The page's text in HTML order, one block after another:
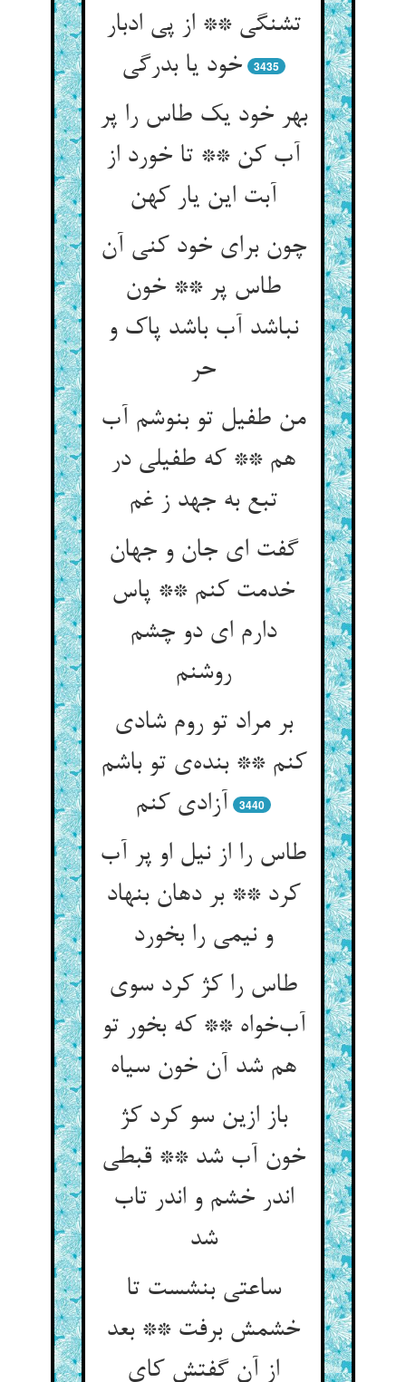
تشنگی ** از پی ادبار
خود یا بدرگی
3435
بهر خود یک طاس را پر
آب کن ** تا خورد از
آبت این یار کهن
چون برای خود کنی آن
طاس پر ** خون
نباشد آب باشد پاک و
حر
من طفیل تو بنوشم آب
هم ** که طفیلی در
تبع به جهد ز غم
گفت ای جان و جهان
خدمت کنم ** پاس
دارم ای دو چشم
روشنم
بر مراد تو روم شادی
کنم ** بنده‌ی تو باشم
آزادی کنم
3440
طاس را از نیل او پر آب
کرد ** بر دهان بنهاد
و نیمی را بخورد
طاس را کژ کرد سوی
آب‌خواه ** که بخور تو
هم شد آن خون سیاه
باز ازین سو کرد کژ
خون آب شد ** قبطی
اندر خشم و اندر تاب
شد
ساعتی بنشست تا
خشمش برفت ** بعد
از آن گفتش کای